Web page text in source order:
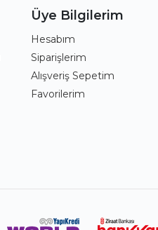
Üye Bilgilerim
Hesabım
Siparişlerim
Alışveriş Sepetim
Favorilerim